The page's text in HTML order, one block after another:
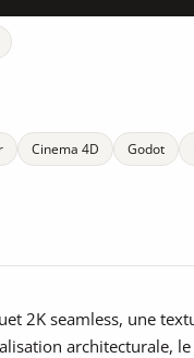
Cinema 4D Godot
2K seamless, une
architecturale,